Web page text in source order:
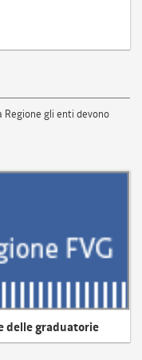
Regione gli enti devono
delle graduatorie